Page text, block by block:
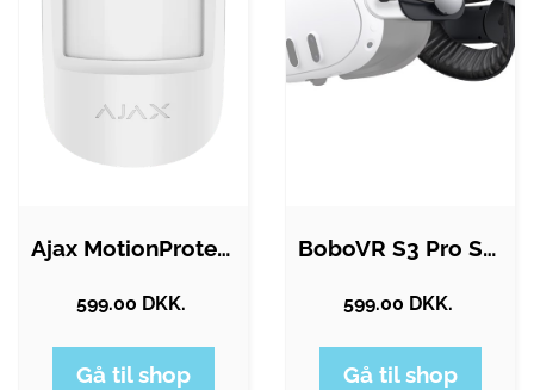
Ajax MotionProtect Plus - PIR /…
599.00 DKK.
Gå til shop
BoboVR S3 Pro Super Strap (battery…
599.00 DKK.
Gå til shop